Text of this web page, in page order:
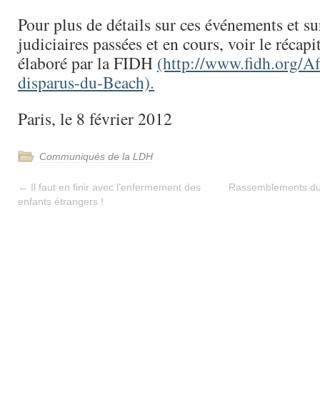
Pour plus de détails sur ces événements et
judiciaires passées et en cours, voir le
élaboré par la FIDH (http://www.fidh.org/
disparus-du-Beach).
Paris, le 8 février 2012
Communiqués de la LDH
← Il faut en finir avec l’enfermement des
enfants étrangers !
Rassemblements